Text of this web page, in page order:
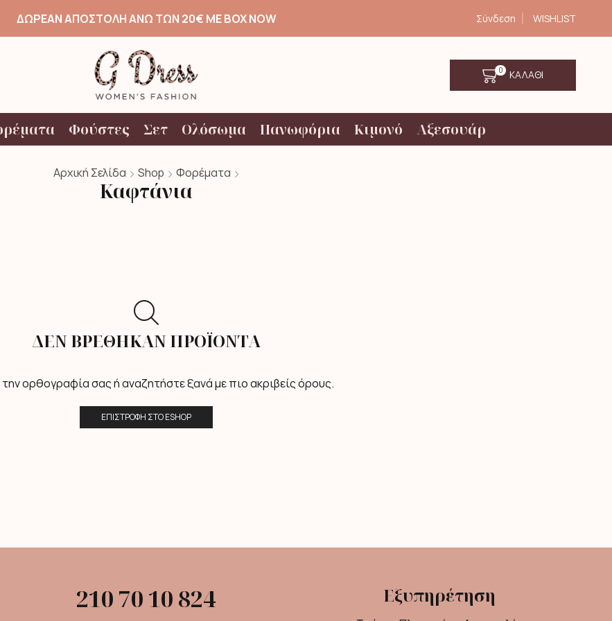
ΔΩΡΕΑΝ ΑΠΟΣΤΟΛΗ ΑΝΩ ΤΩΝ 20€ ΜΕ BOX NOW Σύνδεση WISHLIST
0 ΚΑΛΑΘΙ
Φούστες Σετ Ολόσωμα Πανωφόρια Κιμονό Αξεσουάρ
Αρχική Σελίδα Shop Φορέματα
Καφτάνια
ΔΕΝ ΒΡΈΘΗΚΑΝ ΠΡΟΪΌΝΤΑ
την ορθογραφία σας ή αναζητήστε ξανά με πιο ακριβείς όρους.
ΕΠΙΣΤΡΟΦΉ ΣΤΟ ESHOP
210 70 10 824
Εξυπηρέτηση